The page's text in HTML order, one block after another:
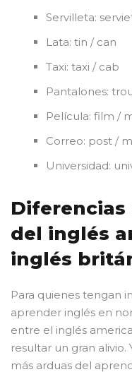
Servilleta:
Lata: tin / can
Taxi: taxi / cab
Pantalones:
Película: film /
Correo: post /
Universidad:
del inglés
inglés
Para quienes tengan
aprender inglés en
entre el inglés
resultar un gran alivio.
más arduas del